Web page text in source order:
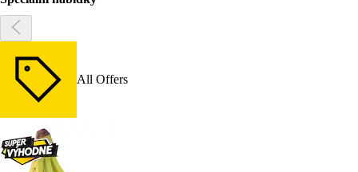
All Offers